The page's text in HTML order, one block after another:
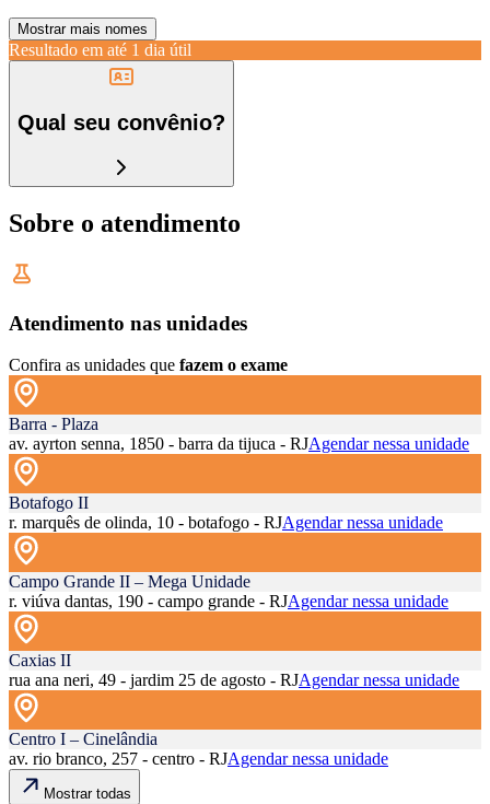
Mostrar mais nomes
Resultado em até 1 dia útil
Qual seu convênio?
Sobre o atendimento
Atendimento nas unidades
Confira as unidades que fazem o exame
Barra - Plaza
av. ayrton senna, 1850 - barra da tijuca - RJAgendar nessa unidade
Botafogo II
r. marquês de olinda, 10 - botafogo - RJAgendar nessa unidade
Campo Grande II – Mega Unidade
r. viúva dantas, 190 - campo grande - RJAgendar nessa unidade
Caxias II
rua ana neri, 49 - jardim 25 de agosto - RJAgendar nessa unidade
Centro I – Cinelândia
av. rio branco, 257 - centro - RJAgendar nessa unidade
Mostrar todas